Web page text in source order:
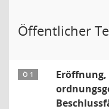
Öffentlicher
Ö 1